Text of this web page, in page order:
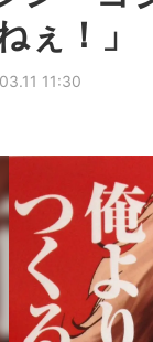
ぇ！」
11:30